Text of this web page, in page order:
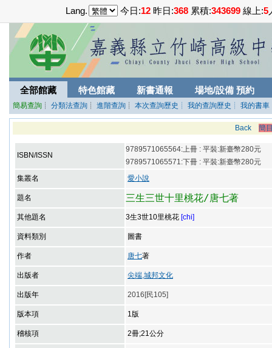
Lang. 今日:12 昨日:368 累積:343699 線上:5
全部館藏 特色館藏 新書通報 場地/設備 預約
簡易查詢 ┊ 分類法查詢 ┊ 進階查詢 ┊ 本次查詢歷史 ┊ 我的查詢歷史 ┊ 我的書車
Back 簡
ISBN/ISSN
9789571065564:上冊 : 平裝:新臺幣280元
9789571065571:下冊 : 平裝:新臺幣280元
集叢名
愛小說
題名 三生三世十里桃花/唐七著
其他題名 3生3世10里桃花 [chi]
資料類別 圖書
作者 唐七著
出版者 尖端,城邦文化
出版年 2016[民105]
版本項 1版
稽核項 2冊;21公分